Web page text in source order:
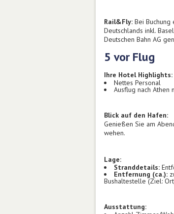
Rail&Fly: Bei
Deutschlands inkl.
Deutschen Bahn AG
5 vor Flug
Ihre Hotel Highlights:
Nettes Personal
Ausflug nach Athen
Blick auf den Hafen:
Genießen Sie am
wehen.
Lage:
Stranddetails:
Entfernung (ca.):
Bushaltestelle (Ziel:
Ausstattung: